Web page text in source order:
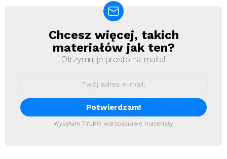
NewsletterChcesz więcej, takich
materiałów jak ten?
Otrzymuj je prosto na maila!
Wysyłam TYLKO wartościowe materiały.